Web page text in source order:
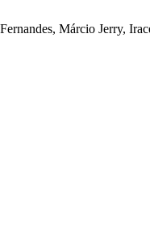
Márcio Jerry,